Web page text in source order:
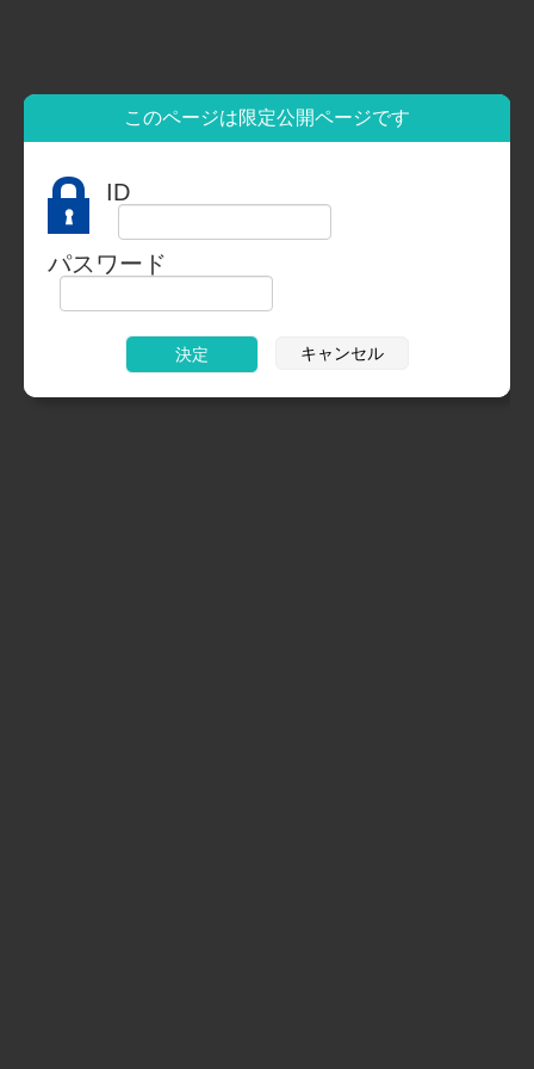
このページは限定公開ページです
ID
パスワード
キャンセル